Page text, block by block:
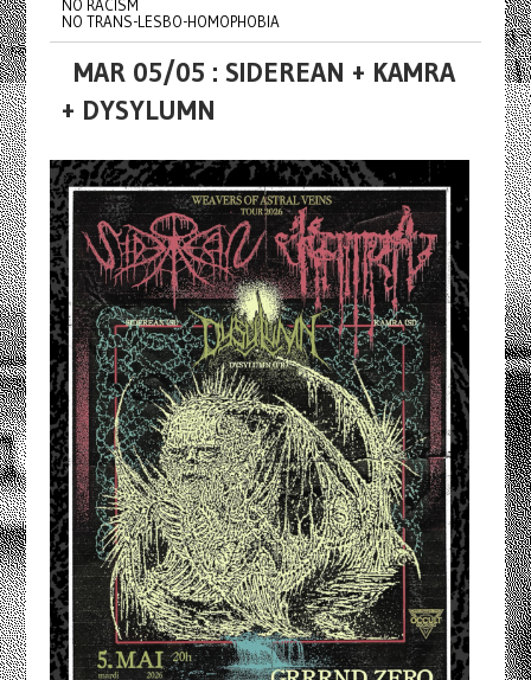
NO RACISM
NO TRANS-LESBO-HOMOPHOBIA
MAR 05/05 : SIDEREAN + KAMRA
+ DYSYLUMN